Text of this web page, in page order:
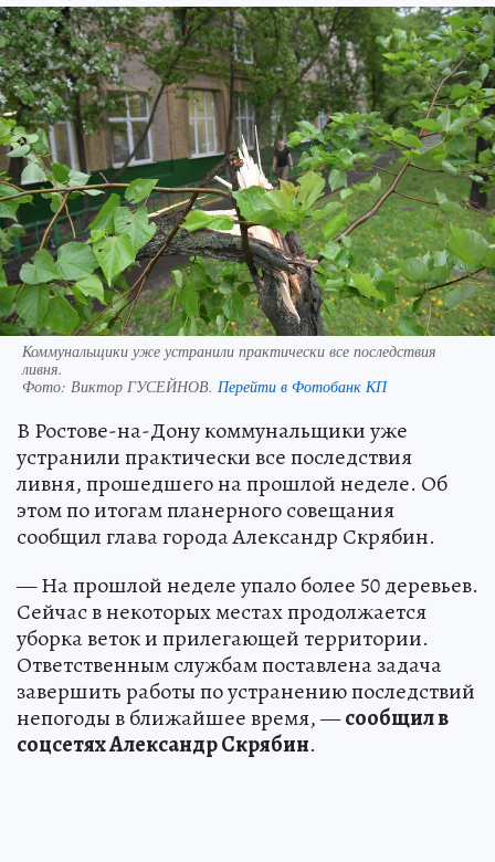
Коммунальщики уже устранили практически все последствия
ливня.
Фото: Виктор ГУСЕЙНОВ. Перейти в Фотобанк КП
В Ростове-на-Дону коммунальщики уже
устранили практически все последствия
ливня, прошедшего на прошлой неделе. Об
этом по итогам планерного совещания
сообщил глава города Александр Скрябин.
— На прошлой неделе упало более 50 деревьев.
Сейчас в некоторых местах продолжается
уборка веток и прилегающей территории.
Ответственным службам поставлена задача
завершить работы по устранению последствий
непогоды в ближайшее время, —сообщил в
соцсетях Александр Скрябин.